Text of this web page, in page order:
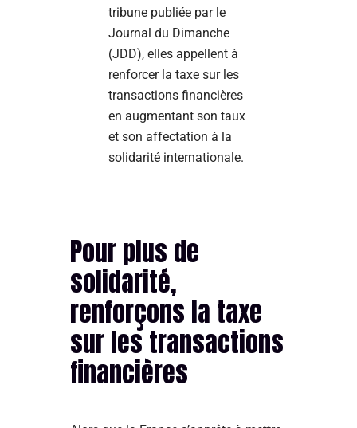
tribune publiée par le
Journal du Dimanche
(JDD), elles appellent à
renforcer la taxe sur les
transactions financières
en augmentant son taux
et son affectation à la
solidarité internationale.
Pour plus de
solidarité,
renforçons la taxe
sur les transactions
financières